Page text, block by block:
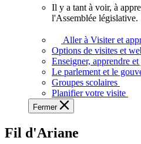
voir,
apprendre
et
à
à
Il y a tant à voir, à
l'Assemblée législative.
Aller à Visiter et
Options de visites et
Enseigner, apprendre
Le parlement et le
Groupes scolaires
Planifier votre visite
Fermer
Fil d'Ariane